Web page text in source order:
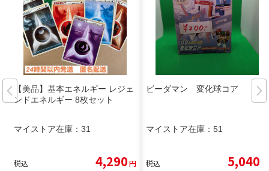
【美品】基本エネルギー レジェ
ンドエネルギー 8枚セット
マイストア在庫： 31
税込 4,290円
ビーダマン 変化球コア
マイストア在庫： 51
税込 5,040